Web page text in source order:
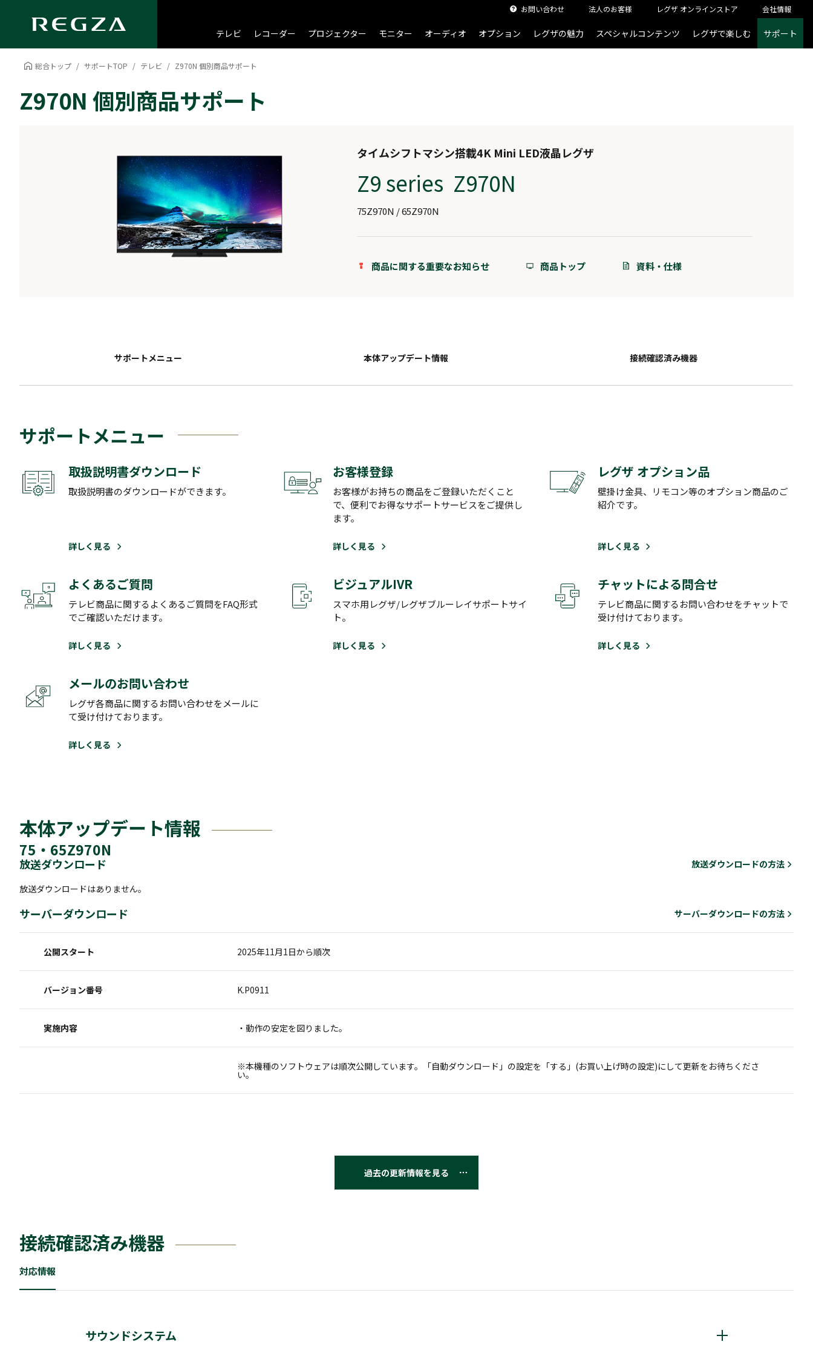
お問い合わせ 法人のお客様 レグザ オンラインストア 会社情報
テレビ レコーダー プロジェクター モニター オーディオ オプション レグザの魅力 スペシャルコンテンツ レグザで楽しむ サポート
総合トップ サポートTOP テレビ Z970N 個別商品サポート
Z970N 個別商品サポート
タイムシフトマシン搭載4K Mini LED液晶レグザ
Z9 series Z970N
75Z970N / 65Z970N
商品に関する重要なお知らせ 商品トップ 資料・仕様
サポートメニュー 本体アップデート情報 接続確認済み機器
サポートメニュー
取扱説明書ダウンロード
取扱説明書のダウンロードができます。
詳しく見る
お客様登録
お客様がお持ちの商品をご登録いただくこと
で、便利でお得なサポートサービスをご提供し
ます。
詳しく見る
レグザ オプション品
壁掛け金具、リモコン等のオプション商品のご
紹介です。
詳しく見る
よくあるご質問
テレビ商品に関するよくあるご質問をFAQ形式
でご確認いただけます。
詳しく見る
ビジュアルIVR
スマホ用レグザ/レグザブルーレイサポートサイ
ト。
詳しく見る
チャットによる問合せ
テレビ商品に関するお問い合わせをチャットで
受け付けております。
詳しく見る
メールのお問い合わせ
レグザ各商品に関するお問い合わせをメールに
て受け付けております。
詳しく見る
本体アップデート情報
75・65Z970N
放送ダウンロード 放送ダウンロードの方法
放送ダウンロードはありません。
サーバーダウンロード サーバーダウンロードの方法
公開スタート 2025年11月1日から順次
バージョン番号 K.P0911
実施内容 ・動作の安定を図りました。
※本機種のソフトウェアは順次公開しています。「自動ダウンロード」の設定を「する」(お買い上げ時の設定)にして更新をお待ちくださ
い。
過去の更新情報を見る
接続確認済み機器
対応情報
サウンドシステム